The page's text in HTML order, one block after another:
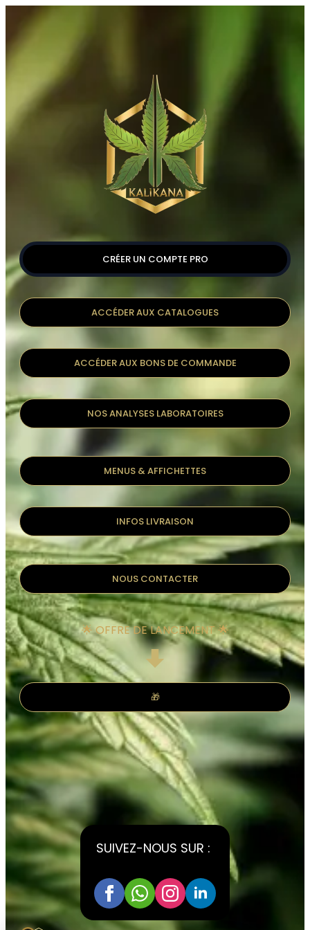
CRÉER UN COMPTE PRO
ACCÉDER AUX CATALOGUES
ACCÉDER AUX BONS DE COMMANDE
NOS ANALYSES LABORATOIRES
MENUS & AFFICHETTES
INFOS LIVRAISON
NOUS CONTACTER
🌟 OFFRE DE LANCEMENT 🌟
🎁
SUIVEZ-NOUS SUR :
Assistant Kali Kana
VOTRE CONSEILLER
PERSONNEL
IA, réponses instantanées,
Conseiller disponible 24h/24
Accès à votre historique commandes
Quelque chose de grand se prépare.
Restez connectés — ça arrive bientôt.